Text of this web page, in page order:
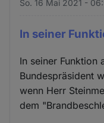
So. 16 Mai 2021 -
In seiner
In seiner Funktion
Bundespräsident
wenn Herr
dem